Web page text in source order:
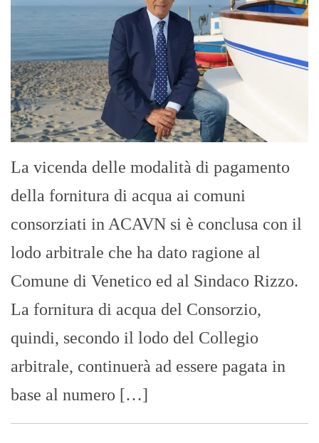
La vicenda delle modalità di pagamento
della fornitura di acqua ai comuni
consorziati in ACAVN si è conclusa con il
lodo arbitrale che ha dato ragione al
Comune di Venetico ed al Sindaco Rizzo.
La fornitura di acqua del Consorzio,
quindi, secondo il lodo del Collegio
arbitrale, continuerà ad essere pagata in
base al numero […]